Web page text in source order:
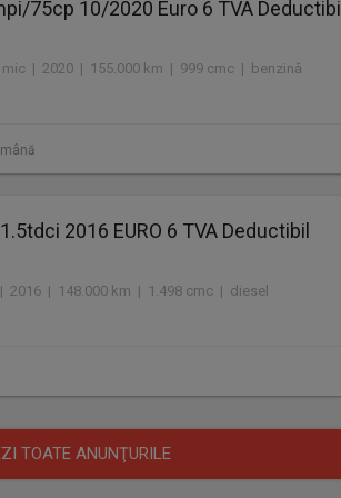
INCLUSIV
SAU WAPP. VA
75cp 10/2020 Euro 6 TVA Deductibil
mic | 2020 | 155.000 km | 999 cmc | benzină
2016 EURO 6 TVA Deductibil
2016 | 148.000 km | 1.498 cmc | diesel
TOATE ANUNŢURILE